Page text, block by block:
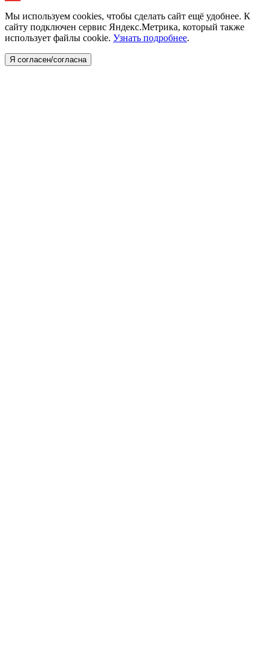
Мы используем cookies, чтобы сделать сайт ещё удобнее. К
сайту подключен сервис Яндекс.Метрика, который также
использует файлы cookie. Узнать подробнее.
Я согласен/согласна